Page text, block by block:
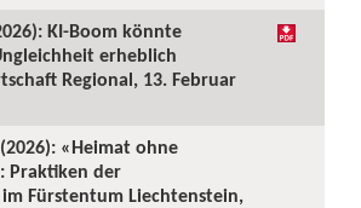
KI-Boom könnte
erheblich
Regional, 13. Februar
«Heimat ohne
Praktiken der
Fürstentum Liechtenstein,